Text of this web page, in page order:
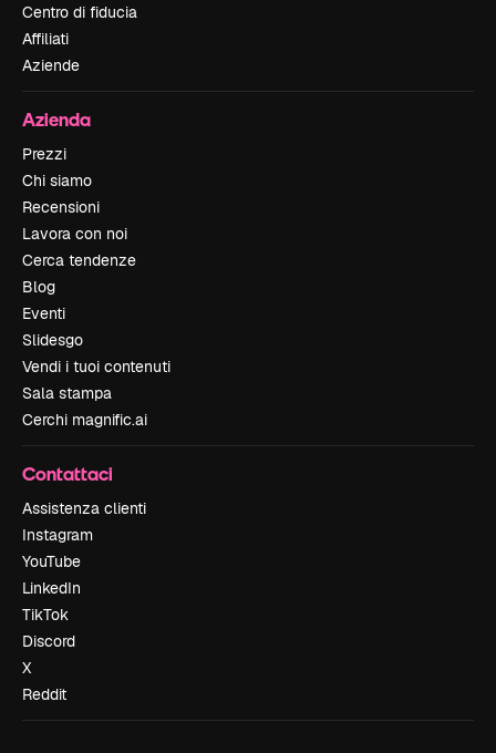
Centro di fiducia
Affiliati
Aziende
Azienda
Prezzi
Chi siamo
Recensioni
Lavora con noi
Cerca tendenze
Blog
Eventi
Slidesgo
Vendi i tuoi contenuti
Sala stampa
Cerchi magnific.ai
Contattaci
Assistenza clienti
Instagram
YouTube
LinkedIn
TikTok
Discord
X
Reddit